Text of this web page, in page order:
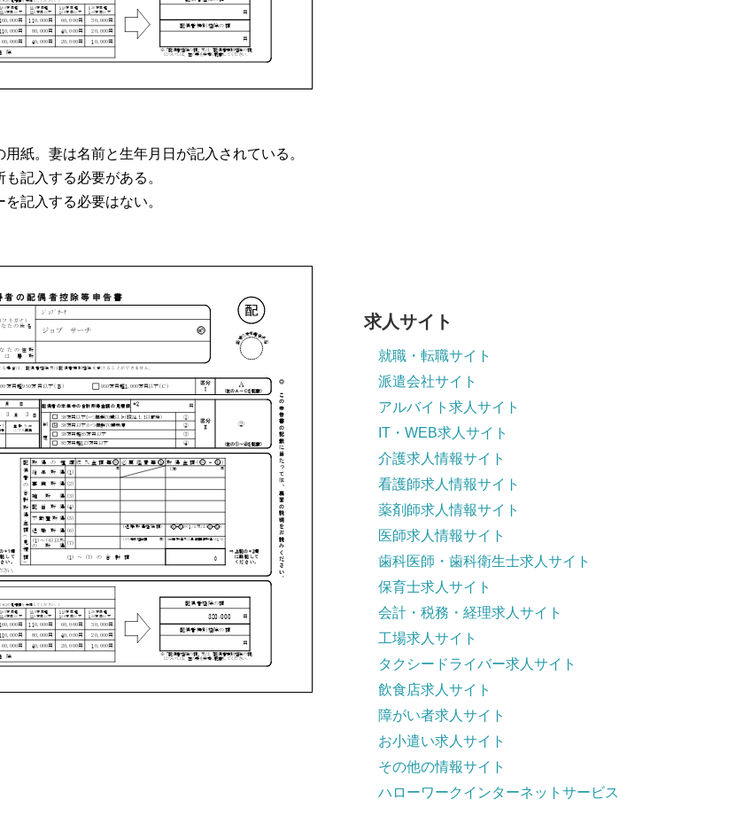
紙。妻は名前と生年月日が記入されている。
記入する必要がある。
記入する必要はない。
求人サイト
就職・転職サイト
派遣会社サイト
アルバイト求人サイト
IT・WEB求人サイト
介護求人情報サイト
看護師求人情報サイト
薬剤師求人情報サイト
医師求人情報サイト
歯科医師・歯科衛生士求人サイト
保育士求人サイト
会計・税務・経理求人サイト
工場求人サイト
タクシードライバー求人サイト
飲食店求人サイト
障がい者求人サイト
お小遣い求人サイト
その他の情報サイト
ハローワークインターネットサービス